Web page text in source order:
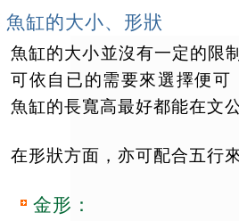
魚缸的大小、形狀
魚缸的大小並沒有一定的限
可依自已的需要來選擇便
魚缸的長寬高最好都能在文
在形狀方面，亦可配合五行
金形：